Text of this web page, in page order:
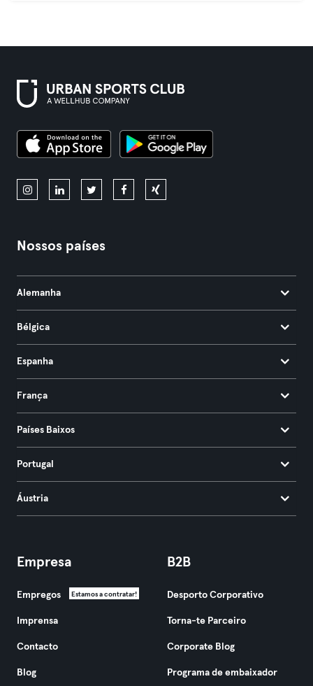
Nossos países
Alemanha
Bélgica
Espanha
França
Países Baixos
Portugal
Áustria
Empresa
Empregos Estamos a contratar!
Imprensa
Contacto
Blog
B2B
Desporto Corporativo
Torna-te Parceiro
Corporate Blog
Programa de embaixador